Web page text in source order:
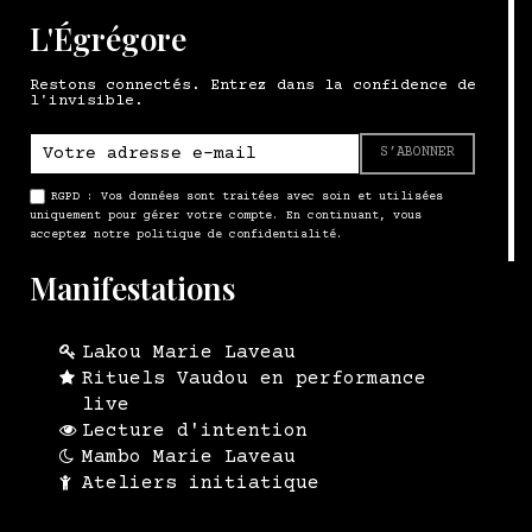
L'Égrégore
Restons connectés. Entrez dans la confidence de
l'invisible.
S’ABONNER
RGPD : Vos données sont traitées avec soin et utilisées
uniquement pour gérer votre compte. En continuant, vous
acceptez notre politique de confidentialité.
Manifestations
Lakou Marie Laveau
Rituels Vaudou en performance
live
Lecture d'intention
Mambo Marie Laveau
Ateliers initiatique